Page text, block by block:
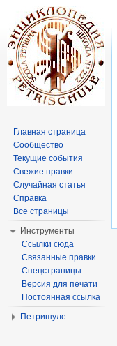
Главная страница
Сообщество
Текущие события
Свежие правки
Случайная статья
Справка
Все страницы
Инструменты
Ссылки сюда
Связанные правки
Спецстраницы
Версия для печати
Постоянная ссылка
Петришуле